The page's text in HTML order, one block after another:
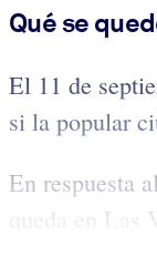
Qué se
El 11 de
si la popular
En respuesta
queda en